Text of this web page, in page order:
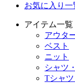
お気に入り一
アイテム一覧
アウタ
ベスト
ニット
シャツ
Tシャ